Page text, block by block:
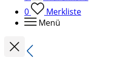
0
Merkliste
Menü